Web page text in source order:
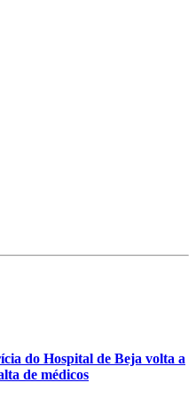
do Hospital de Beja volta a
de médicos